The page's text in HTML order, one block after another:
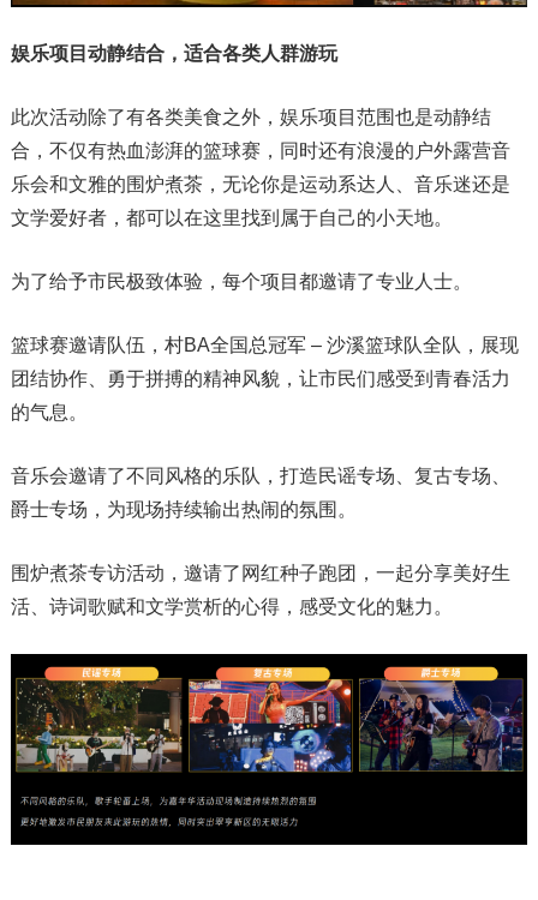
娱乐项目动静结合，适合各类人群游玩
此次活动除了有各类美食之外，娱乐项目范围也是动静结
合，不仅有热血澎湃的篮球赛，同时还有浪漫的户外露营音
乐会和文雅的围炉煮茶，无论你是运动系达人、音乐迷还是
文学爱好者，都可以在这里找到属于自己的小天地。
为了给予市民极致体验，每个项目都邀请了专业人士。
篮球赛邀请队伍，村BA全国总冠军 – 沙溪篮球队全队，展现
团结协作、勇于拼搏的精神风貌，让市民们感受到青春活力
的气息。
音乐会邀请了不同风格的乐队，打造民谣专场、复古专场、
爵士专场，为现场持续输出热闹的氛围。
围炉煮茶专访活动，邀请了网红种子跑团，一起分享美好生
活、诗词歌赋和文学赏析的心得，感受文化的魅力。